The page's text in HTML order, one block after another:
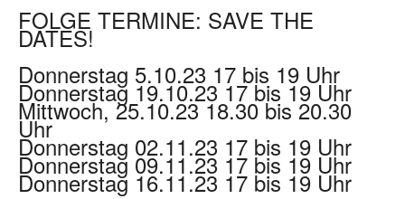
FOLGE TERMINE: SAVE THE
DATES!
Donnerstag 5.10.23 17 bis 19 Uhr
Donnerstag 19.10.23 17 bis 19 Uhr
Mittwoch, 25.10.23 18.30 bis 20.30
Uhr
Donnerstag 02.11.23 17 bis 19 Uhr
Donnerstag 09.11.23 17 bis 19 Uhr
Donnerstag 16.11.23 17 bis 19 Uhr